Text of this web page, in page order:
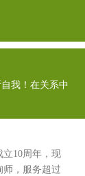
我！在关系中
10周年，现
师，服务超过